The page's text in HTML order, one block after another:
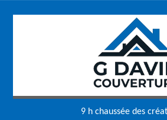
9 h chaussée des